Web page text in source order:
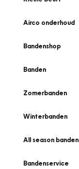
Airco onderhoud
Bandenshop
Banden
Zomerbanden
Winterbanden
All season banden
Bandenservice